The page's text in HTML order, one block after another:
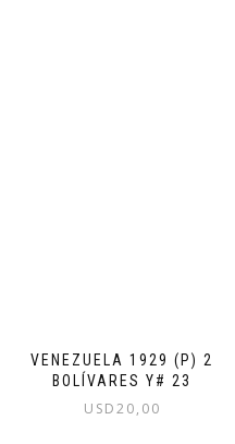
VENEZUELA 1929 (P) 2
BOLÍVARES Y# 23
USD20,00